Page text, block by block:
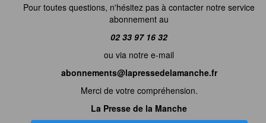
Pour toutes questions, n'hésitez pas à contacter notre service
abonnement au
02 33 97 16 32
ou via notre e-mail
abonnements@lapressedelamanche.fr
Merci de votre compréhension.
La Presse de la Manche